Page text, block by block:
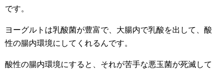
です。
ヨーグルトは乳酸菌が豊富で、大腸内で乳酸を出して、酸
性の腸内環境にしてくれるんです。
酸性の腸内環境にすると、それが苦手な悪玉菌が死滅して